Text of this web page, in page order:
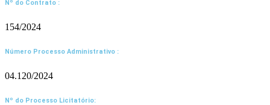
Nº do Contrato :
154/2024
Número Processo Administrativo :
04.120/2024
Nº do Processo Licitatório: